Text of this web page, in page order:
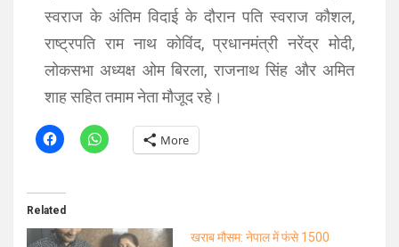
स्वराज के अंतिम विदाई के दौरान पति स्वराज कौशल,
राष्ट्रपति राम नाथ कोविंद, प्रधानमंत्री नरेंद्र मोदी,
लोकसभा अध्यक्ष ओम बिरला, राजनाथ सिंह और अमित
शाह सहित तमाम नेता मौजूद रहे।
More
Related
खराब मौसम: नेपाल में फंसे 1500